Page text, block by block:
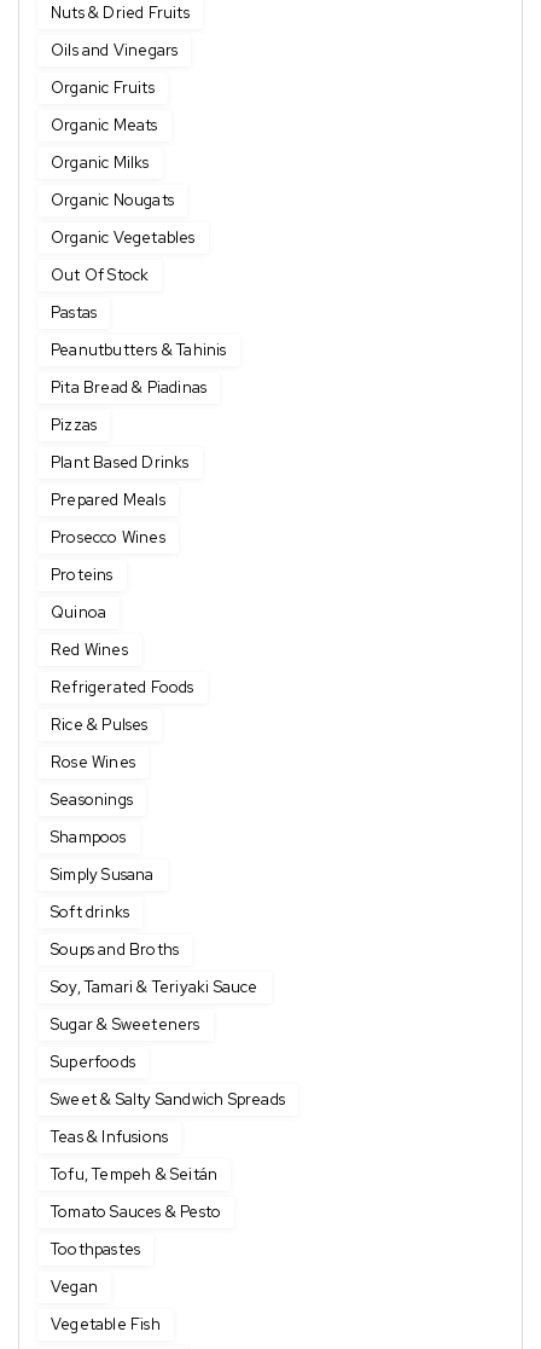
Nuts & Dried Fruits
Oils and Vinegars
Organic Fruits
Organic Meats
Organic Milks
Organic Nougats
Organic Vegetables
Out Of Stock
Pastas
Peanutbutters & Tahinis
Pita Bread & Piadinas
Pizzas
Plant Based Drinks
Prepared Meals
Prosecco Wines
Proteins
Quinoa
Red Wines
Refrigerated Foods
Rice & Pulses
Rose Wines
Seasonings
Shampoos
Simply Susana
Soft drinks
Soups and Broths
Soy, Tamari & Teriyaki Sauce
Sugar & Sweeteners
Superfoods
Sweet & Salty Sandwich Spreads
Teas & Infusions
Tofu, Tempeh & Seitán
Tomato Sauces & Pesto
Toothpastes
Vegan
Vegetable Fish